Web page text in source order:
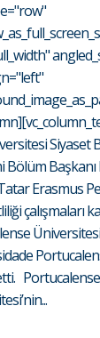
Siyaset
Bölüm Başkanı
Erasmus
çalışmaları
Portucalense